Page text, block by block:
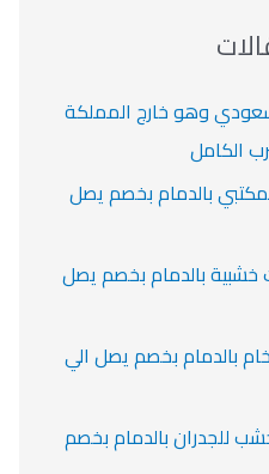
وهو خارج المملكة
الكامل
بالدمام بخصم يصل
خشبية بالدمام بخصم يصل
بالدمام بخصم يصل الي
للجدران بالدمام بخصم